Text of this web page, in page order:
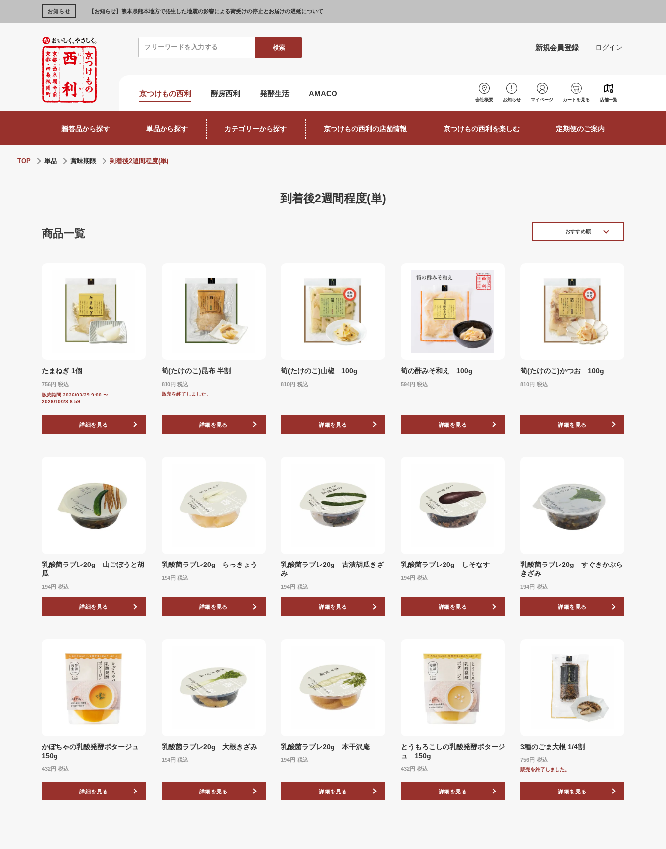
お知らせ 【お知らせ】熊本県熊本地方で発生した地震の影響による荷受けの停止とお届けの遅延について
検索 新規会員登録 ログイン
京つけもの西利 酵房西利 発酵生活 AMACO
会社概要 お知らせ マイページ カートを見る 店舗一覧
贈答品から探す 単品から探す カテゴリーから探す 京つけもの西利の店舗情報 京つけもの西利を楽しむ 定期便のご案内
TOP 単品 賞味期限 到着後2週間程度(単)
到着後2週間程度(単)
商品一覧 おすすめ順
たまねぎ 1個
756 税込
販売期間 2026/03/29 9:00 〜
2026/10/28 8:59
詳細を見る
筍(たけのこ)昆布 半割
810 税込
販売を終了しました。
詳細を見る
筍(たけのこ)山椒 100g
810 税込
詳細を見る
筍の酢みそ和え 100g
594 税込
詳細を見る
筍(たけのこ)かつお 100g
810 税込
詳細を見る
乳酸菌ラブレ20g 山ごぼうと胡
瓜
194 税込
詳細を見る
乳酸菌ラブレ20g らっきょう
194 税込
詳細を見る
乳酸菌ラブレ20g 古漬胡瓜きざ
み
194 税込
詳細を見る
乳酸菌ラブレ20g しそなす
194 税込
詳細を見る
乳酸菌ラブレ20g すぐきかぶら
きざみ
194 税込
詳細を見る
かぼちゃの乳酸発酵ポタージュ
150g
432 税込
詳細を見る
乳酸菌ラブレ20g 大根きざみ
194 税込
詳細を見る
乳酸菌ラブレ20g 本干沢庵
194 税込
詳細を見る
とうもろこしの乳酸発酵ポタージ
ュ 150g
432 税込
詳細を見る
3種のごま大根 1/4割
756 税込
販売を終了しました。
詳細を見る